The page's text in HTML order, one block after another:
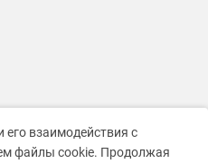
взаимодействия с
файлы cookie. Продолжая